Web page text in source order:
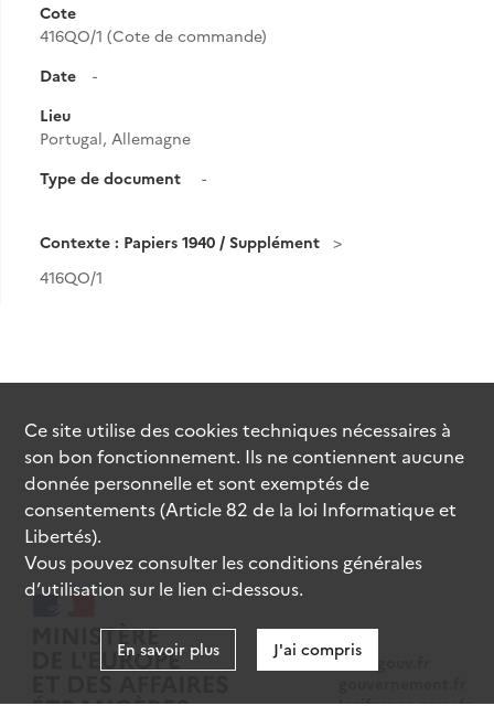
Cote
416QO/1 (Cote de commande)
Date
-
Lieu
Portugal, Allemagne
Type de document
-
Contexte : Papiers 1940 / Supplément
416QO/1
data.gouv.fr
Ce site utilise descookiestechniques nécessaires à
son bon fonctionnement. Ils ne contiennent aucune
donnée personnelle et sont exemptés de
consentements (Article 82 de la loi Informatique et
Libertés).
Vous pouvez consulter les conditions générales
d’utilisation sur le lien ci-dessous.
En savoir plus J'ai compris